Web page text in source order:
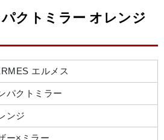
クトミラー オレンジ
エルメス
パクトミラー
ンジ
ー×ミラー